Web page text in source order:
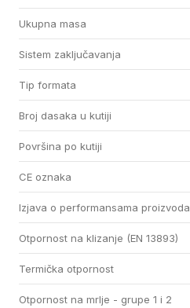
Ukupna masa
Sistem zaključavanja
Tip formata
Broj dasaka u kutiji
Površina po kutiji
CE oznaka
Izjava o performansama proizvoda
Otpornost na klizanje (EN 13893)
Termička otpornost
Otpornost na mrlje - grupe 1 i 2